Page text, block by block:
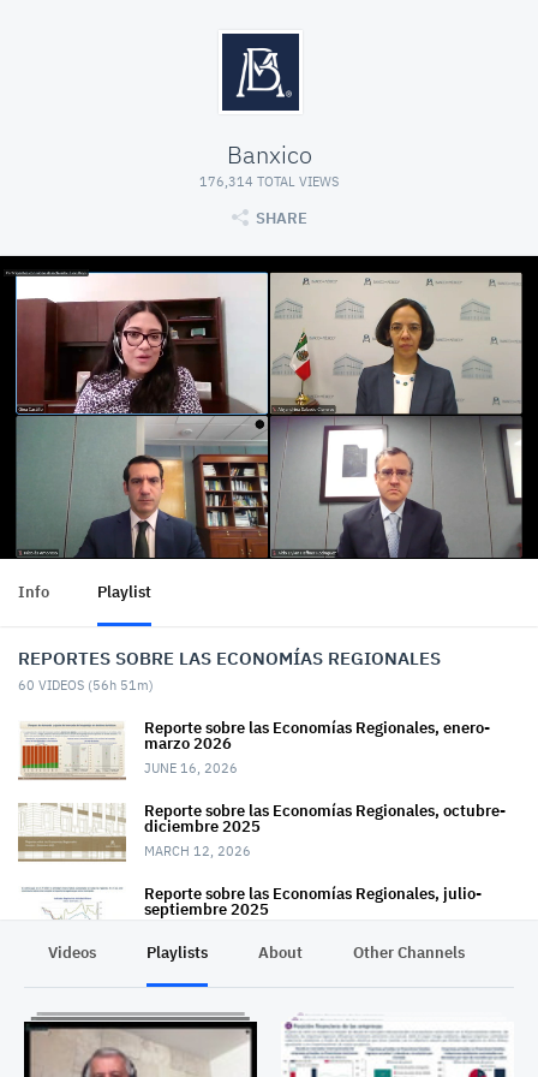
Banxico
176,314 TOTAL VIEWS
SHARE
Info Playlist
REPORTES SOBRE LAS ECONOMÍAS REGIONALES
60 VIDEOS (56h 51m)
Reporte sobre las Economías Regionales, enero-
marzo 2026
JUNE 16, 2026
Reporte sobre las Economías Regionales, octubre-
diciembre 2025
MARCH 12, 2026
Reporte sobre las Economías Regionales, julio-
septiembre 2025
2025
SEPTEMBER 11, 2025
Reporte sobre las Economías Regionales, enero-
Videos Playlists About Other Channels